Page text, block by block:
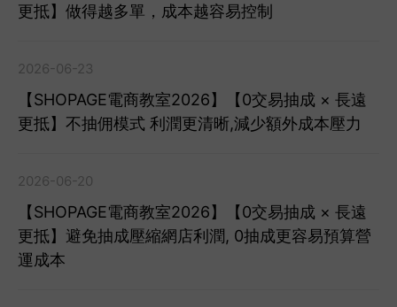
更抵】做得越多單，成本越容易控制
2026-06-23
【SHOPAGE電商教室2026】【0交易抽成 × 長遠
更抵】不抽佣模式 利潤更清晰,減少額外成本壓力
2026-06-20
【SHOPAGE電商教室2026】【0交易抽成 × 長遠
更抵】避免抽成壓縮網店利潤, 0抽成更容易預算營
運成本